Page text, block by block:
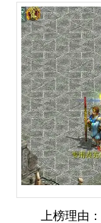
上榜理由：